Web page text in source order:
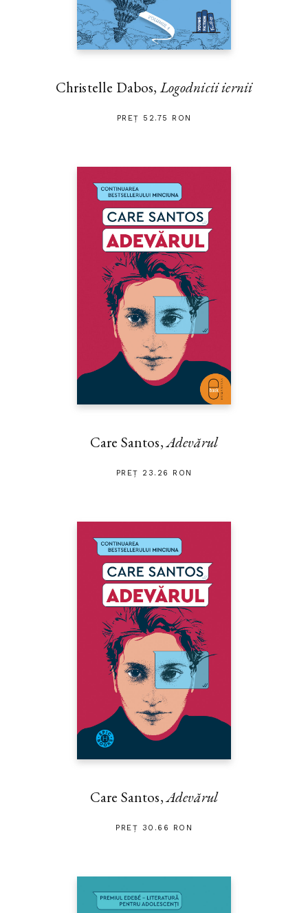
Christelle Dabos,Logodnicii iernii
PREȚ 52.75 RON
Care Santos,Adevărul
PREȚ 23.26 RON
Care Santos,Adevărul
PREȚ 30.66 RON